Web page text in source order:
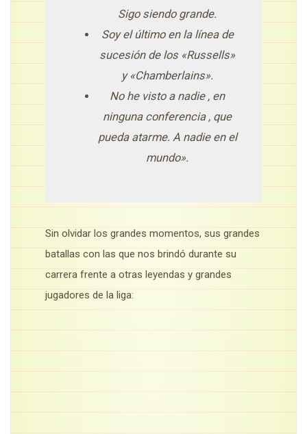
Sigo siendo grande.
Soy el último en la línea de
sucesión de los «Russells»
y «Chamberlains».
No he visto a nadie , en
ninguna conferencia , que
pueda atarme. A nadie en el
mundo».
Sin olvidar los grandes momentos, sus grandes
batallas con las que nos brindó durante su
carrera frente a otras leyendas y grandes
jugadores de la liga: